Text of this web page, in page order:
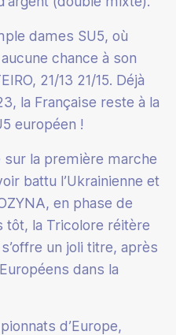
dames SU5, où
aucune chance à son
21/13 21/15. Déjà
la Française reste à la
européen !
sur la première marche
battu l’Ukrainienne et
en phase de
tôt, la Tricolore réitère
un joli titre, après
dans la
d’Europe,